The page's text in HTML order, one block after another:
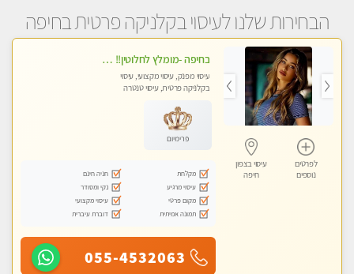
הבחירות שלנו לעיסוי בקלניקה פרטית בחיפה
לפרטים
נוספים
עיסוי בצפון
חיפה
בחיפה -מומלץ לחלוטין!! מעסה יפה איכותית מקצועית ללא מין !
עיסוי מפנק, עיסוי מקצועי, עיסוי
בקלניקה פרטית, עיסוי טנטרה
פרימיום
מקלחת
חניה חינם
עיסוי מרגיע
נקי ומסודר
מקום פרטי
עיסוי מקצועי
תמונה אמיתית
דוברת עיברית
055-4532063